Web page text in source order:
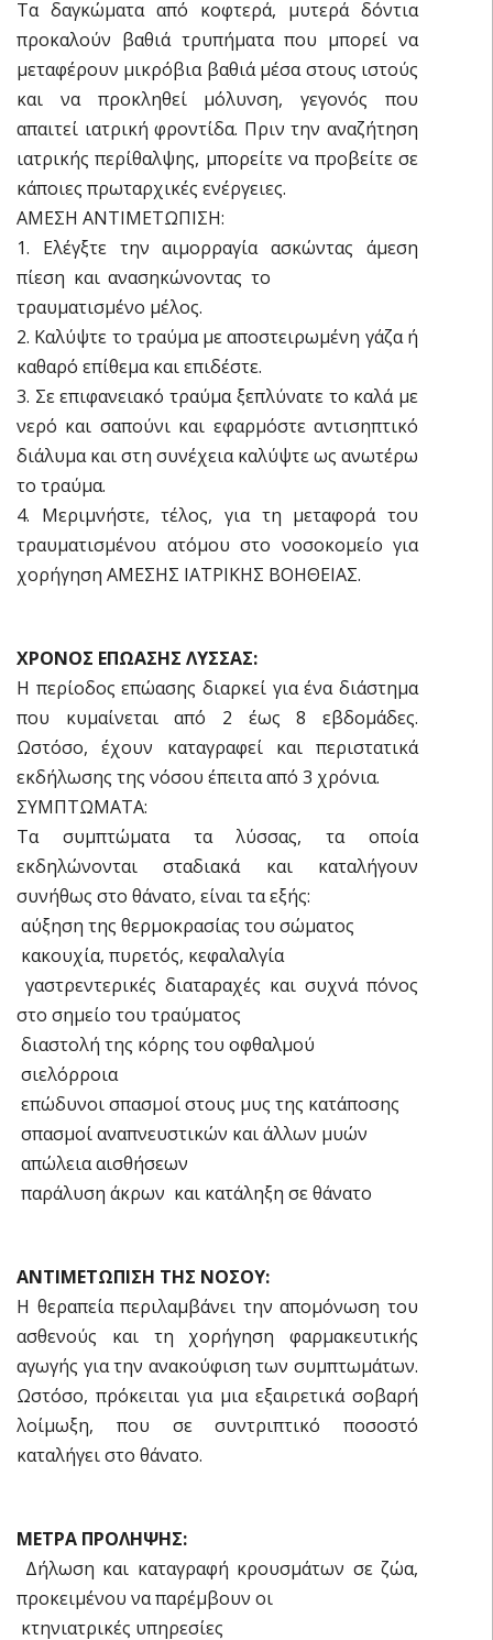
Τα δαγκώματα από κοφτερά, μυτερά δόντια
προκαλούν βαθιά τρυπήματα που μπορεί να
μεταφέρουν μικρόβια βαθιά μέσα στους ιστούς
και να προκληθεί μόλυνση, γεγονός που
απαιτεί ιατρική φροντίδα. Πριν την αναζήτηση
ιατρικής περίθαλψης, μπορείτε να προβείτε σε
κάποιες πρωταρχικές ενέργειες.
ΑΜΕΣΗ ΑΝΤΙΜΕΤΩΠΙΣΗ:
1. Ελέγξτε την αιμορραγία ασκώντας άμεση
πίεση και ανασηκώνοντας το
τραυματισμένο μέλος.
2. Καλύψτε το τραύμα με αποστειρωμένη γάζα ή
καθαρό επίθεμα και επιδέστε.
3. Σε επιφανειακό τραύμα ξεπλύνατε το καλά με
νερό και σαπούνι και εφαρμόστε αντισηπτικό
διάλυμα και στη συνέχεια καλύψτε ως ανωτέρω
το τραύμα.
4. Μεριμνήστε, τέλος, για τη μεταφορά του
τραυματισμένου ατόμου στο νοσοκομείο για
χορήγηση ΑΜΕΣΗΣ ΙΑΤΡΙΚΗΣ ΒΟΗΘΕΙΑΣ.
ΧΡΟΝΟΣ ΕΠΩΑΣΗΣ ΛΥΣΣΑΣ:
Η περίοδος επώασης διαρκεί για ένα διάστημα
που κυμαίνεται από 2 έως 8 εβδομάδες.
Ωστόσο, έχουν καταγραφεί και περιστατικά
εκδήλωσης της νόσου έπειτα από 3 χρόνια.
ΣΥΜΠΤΩΜΑΤΑ:
Τα συμπτώματα τα λύσσας, τα οποία
εκδηλώνονται σταδιακά και καταλήγουν
συνήθως στο θάνατο, είναι τα εξής:
 αύξηση της θερμοκρασίας του σώματος
 κακουχία, πυρετός, κεφαλαλγία
 γαστρεντερικές διαταραχές και συχνά πόνος
στο σημείο του τραύματος
 διαστολή της κόρης του οφθαλμού
 σιελόρροια
 επώδυνοι σπασμοί στους μυς της κατάποσης
 σπασμοί αναπνευστικών και άλλων μυών
 απώλεια αισθήσεων
 παράλυση άκρων και κατάληξη σε θάνατο
ΑΝΤΙΜΕΤΩΠΙΣΗ ΤΗΣ ΝΟΣΟΥ:
Η θεραπεία περιλαμβάνει την απομόνωση του
ασθενούς και τη χορήγηση φαρμακευτικής
αγωγής για την ανακούφιση των συμπτωμάτων.
Ωστόσο, πρόκειται για μια εξαιρετικά σοβαρή
λοίμωξη, που σε συντριπτικό ποσοστό
καταλήγει στο θάνατο.
ΜΕΤΡΑ ΠΡΟΛΗΨΗΣ:
 Δήλωση και καταγραφή κρουσμάτων σε ζώα,
προκειμένου να παρέμβουν οι
 κτηνιατρικές υπηρεσίες